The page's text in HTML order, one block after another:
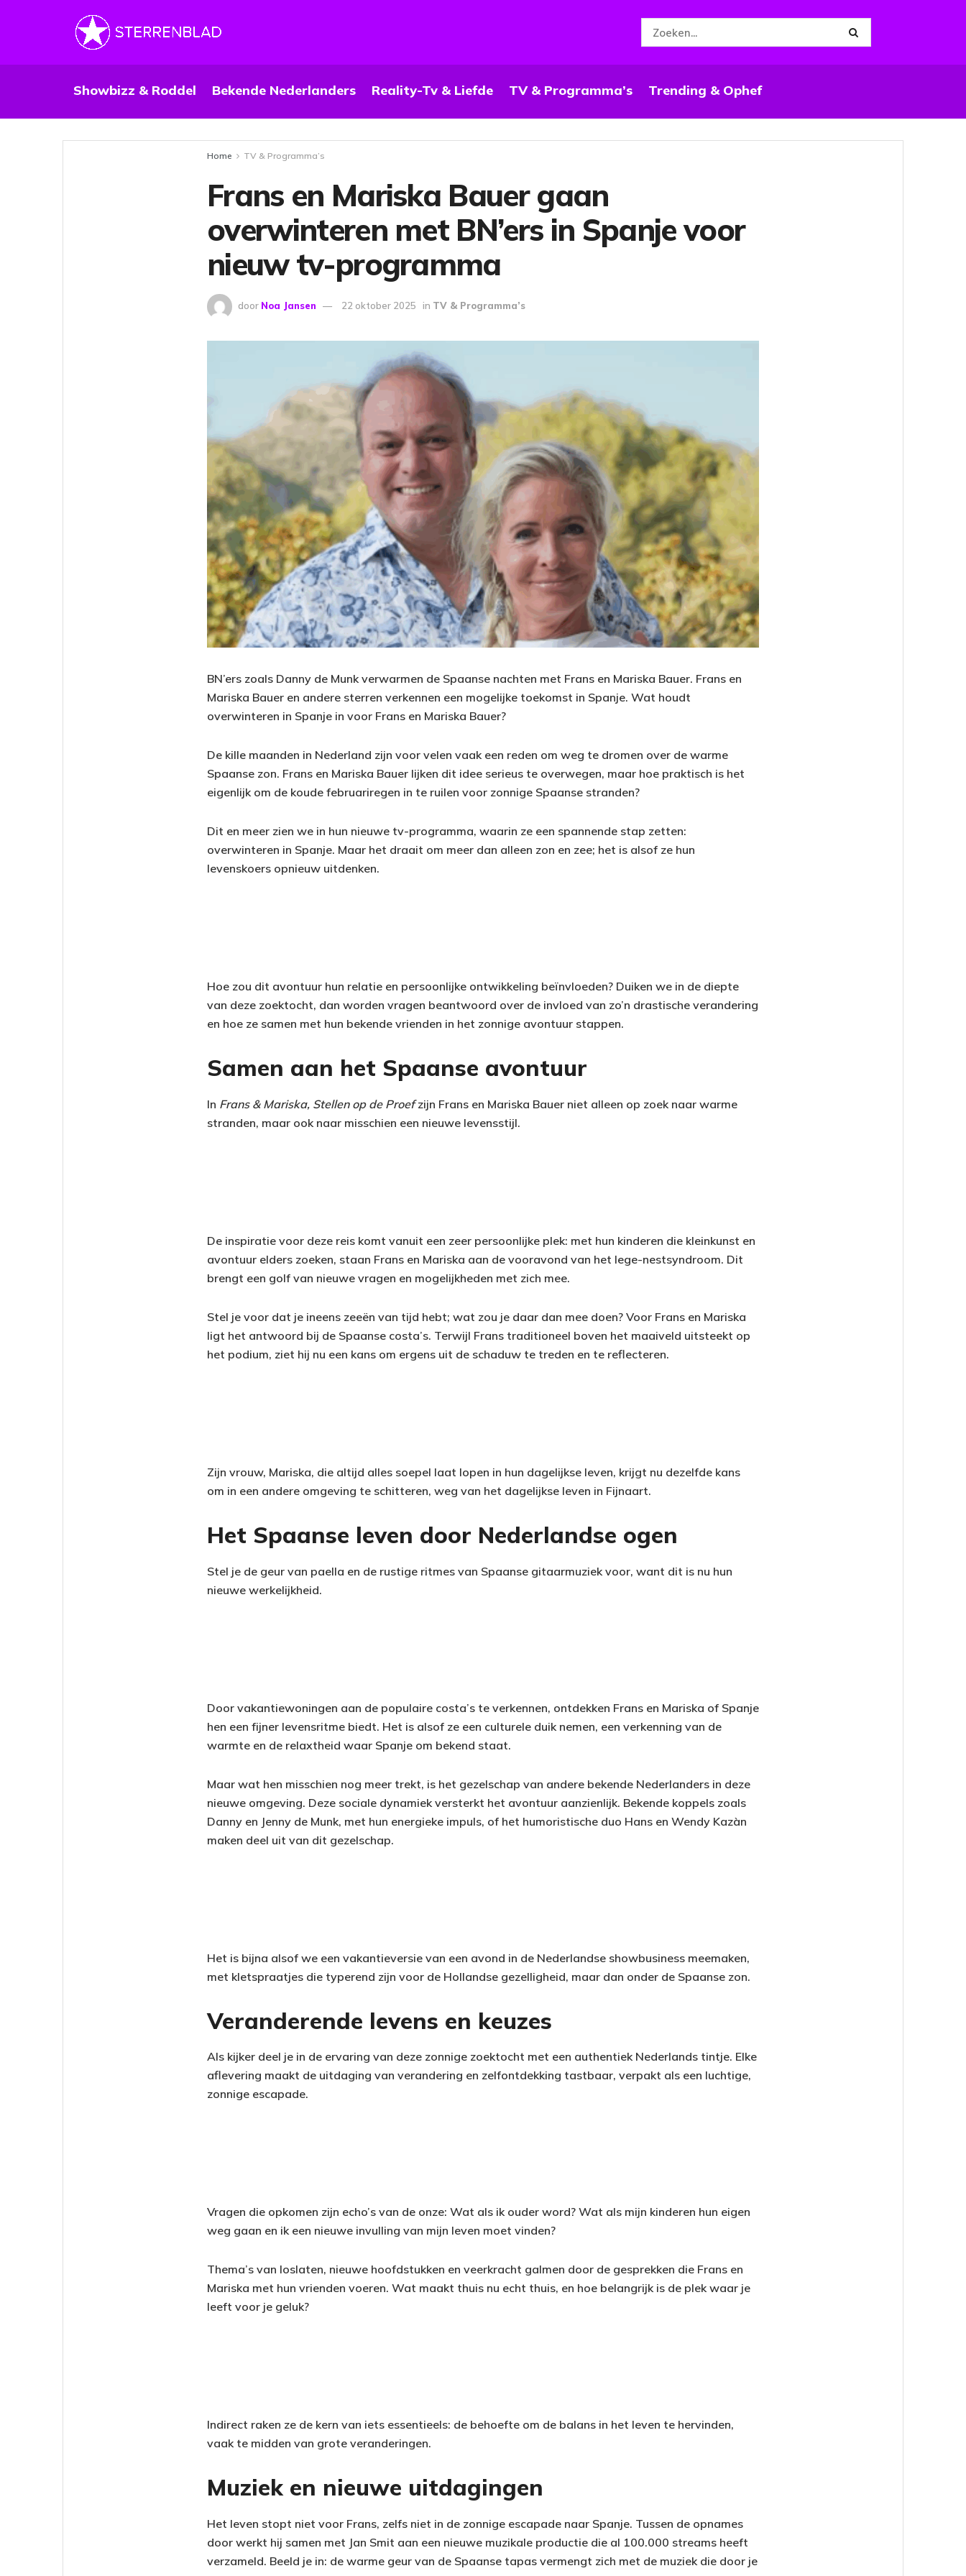
Showbizz & Roddel Bekende Nederlanders Reality-Tv & Liefde TV & Programma’s Trending & Ophef
Home TV & Programma’s
Frans en Mariska Bauer gaan
overwinteren met BN’ers in Spanje voor
nieuw tv-programma
door Noa Jansen 22 oktober 2025 in TV & Programma’s
BN’ers zoals Danny de Munk verwarmen de Spaanse nachten met Frans en Mariska Bauer. Frans en
Mariska Bauer en andere sterren verkennen een mogelijke toekomst in Spanje. Wat houdt
overwinteren in Spanje in voor Frans en Mariska Bauer?
De kille maanden in Nederland zijn voor velen vaak een reden om weg te dromen over de warme
Spaanse zon. Frans en Mariska Bauer lijken dit idee serieus te overwegen, maar hoe praktisch is het
eigenlijk om de koude februariregen in te ruilen voor zonnige Spaanse stranden?
Dit en meer zien we in hun nieuwe tv-programma, waarin ze een spannende stap zetten:
overwinteren in Spanje. Maar het draait om meer dan alleen zon en zee; het is alsof ze hun
levenskoers opnieuw uitdenken.
Hoe zou dit avontuur hun relatie en persoonlijke ontwikkeling beïnvloeden? Duiken we in de diepte
van deze zoektocht, dan worden vragen beantwoord over de invloed van zo’n drastische verandering
en hoe ze samen met hun bekende vrienden in het zonnige avontuur stappen.
Samen aan het Spaanse avontuur
In Frans & Mariska, Stellen op de Proefzijn Frans en Mariska Bauer niet alleen op zoek naar warme
stranden, maar ook naar misschien een nieuwe levensstijl.
De inspiratie voor deze reis komt vanuit een zeer persoonlijke plek: met hun kinderen die kleinkunst en
avontuur elders zoeken, staan Frans en Mariska aan de vooravond van het lege-nestsyndroom. Dit
brengt een golf van nieuwe vragen en mogelijkheden met zich mee.
Stel je voor dat je ineens zeeën van tijd hebt; wat zou je daar dan mee doen? Voor Frans en Mariska
ligt het antwoord bij de Spaanse costa’s. Terwijl Frans traditioneel boven het maaiveld uitsteekt op
het podium, ziet hij nu een kans om ergens uit de schaduw te treden en te reflecteren.
Zijn vrouw, Mariska, die altijd alles soepel laat lopen in hun dagelijkse leven, krijgt nu dezelfde kans
om in een andere omgeving te schitteren, weg van het dagelijkse leven in Fijnaart.
Het Spaanse leven door Nederlandse ogen
Stel je de geur van paella en de rustige ritmes van Spaanse gitaarmuziek voor, want dit is nu hun
nieuwe werkelijkheid.
Door vakantiewoningen aan de populaire costa’s te verkennen, ontdekken Frans en Mariska of Spanje
hen een fijner levensritme biedt. Het is alsof ze een culturele duik nemen, een verkenning van de
warmte en de relaxtheid waar Spanje om bekend staat.
Maar wat hen misschien nog meer trekt, is het gezelschap van andere bekende Nederlanders in deze
nieuwe omgeving. Deze sociale dynamiek versterkt het avontuur aanzienlijk. Bekende koppels zoals
Danny en Jenny de Munk, met hun energieke impuls, of het humoristische duo Hans en Wendy Kazàn
maken deel uit van dit gezelschap.
Het is bijna alsof we een vakantieversie van een avond in de Nederlandse showbusiness meemaken,
met kletspraatjes die typerend zijn voor de Hollandse gezelligheid, maar dan onder de Spaanse zon.
Veranderende levens en keuzes
Als kijker deel je in de ervaring van deze zonnige zoektocht met een authentiek Nederlands tintje. Elke
aflevering maakt de uitdaging van verandering en zelfontdekking tastbaar, verpakt als een luchtige,
zonnige escapade.
Vragen die opkomen zijn echo’s van de onze: Wat als ik ouder word? Wat als mijn kinderen hun eigen
weg gaan en ik een nieuwe invulling van mijn leven moet vinden?
Thema’s van loslaten, nieuwe hoofdstukken en veerkracht galmen door de gesprekken die Frans en
Mariska met hun vrienden voeren. Wat maakt thuis nu echt thuis, en hoe belangrijk is de plek waar je
leeft voor je geluk?
Indirect raken ze de kern van iets essentieels: de behoefte om de balans in het leven te hervinden,
vaak te midden van grote veranderingen.
Muziek en nieuwe uitdagingen
Het leven stopt niet voor Frans, zelfs niet in de zonnige escapade naar Spanje. Tussen de opnames
door werkt hij samen met Jan Smit aan een nieuwe muzikale productie die al 100.000 streams heeft
verzameld. Beeld je in: de warme geur van de Spaanse tapas vermengt zich met de muziek die door je